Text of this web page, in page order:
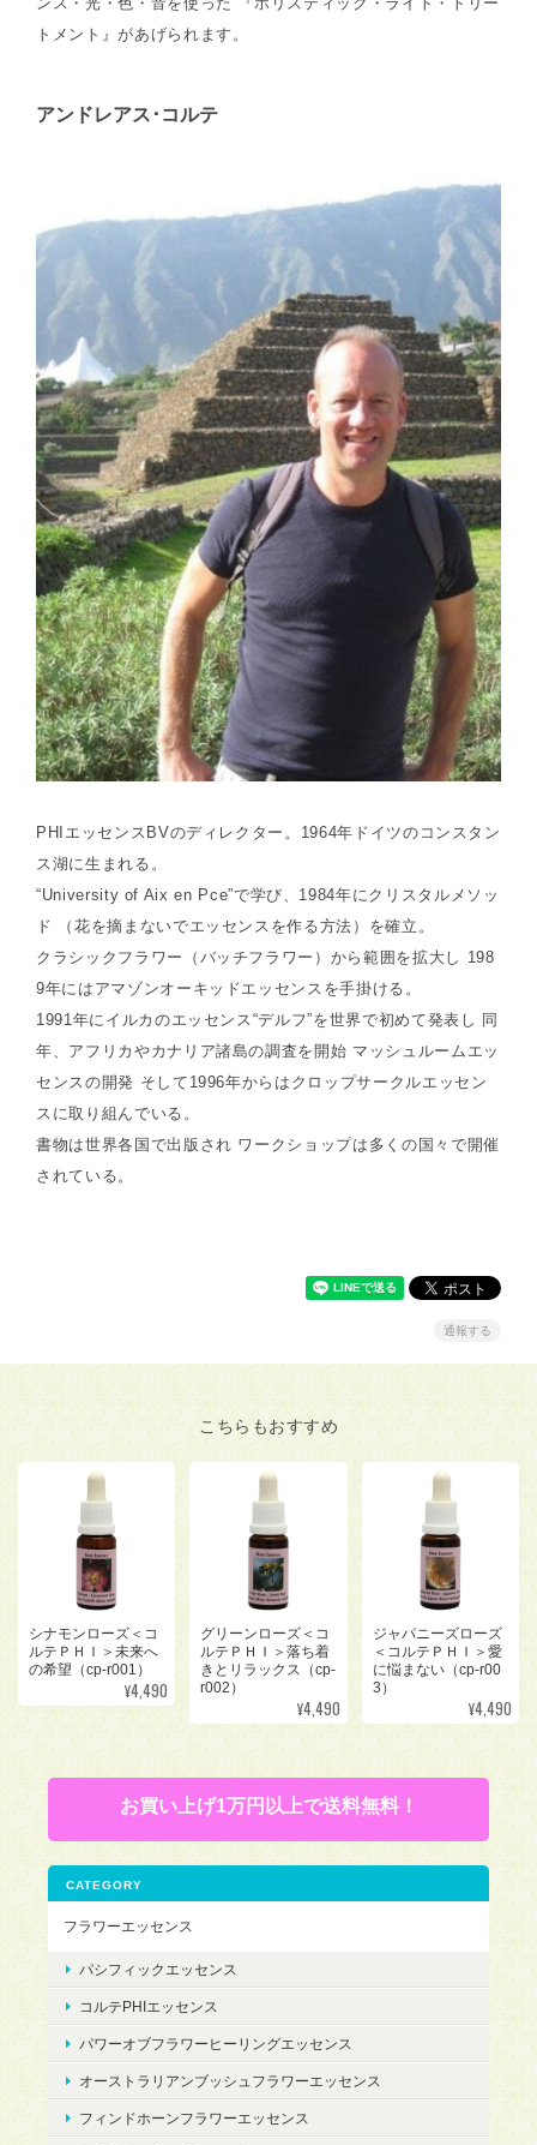
トメント』があげられます。
アンドレアス･コルテ
PHIエッセンスBVのディレクター。1964年ドイツのコンスタン
ス湖に生まれる。
“University of Aix en Pce”で学び、1984年にクリスタルメソッ
ド （花を摘まないでエッセンスを作る方法）を確立。
クラシックフラワー（バッチフラワー）から範囲を拡大し 198
9年にはアマゾンオーキッドエッセンスを手掛ける。
1991年にイルカのエッセンス“デルフ”を世界で初めて発表し 同
年、アフリカやカナリア諸島の調査を開始 マッシュルームエッ
センスの開発 そして1996年からはクロップサークルエッセン
スに取り組んでいる。
書物は世界各国で出版され ワークショップは多くの国々で開催
されている。
通報する
こちらもおすすめ
シナモンローズ＜コ
ルテＰＨＩ＞未来へ
の希望（cp-r001）
¥4,490
グリーンローズ＜コ
ルテＰＨＩ＞落ち着
きとリラックス（cp-
r002）
¥4,490
ジャパニーズローズ
＜コルテＰＨＩ＞愛
に悩まない（cp-r00
3）
¥4,490
お買い上げ1万円以上で送料無料！
CATEGORY
フラワーエッセンス
パシフィックエッセンス
コルテPHIエッセンス
パワーオブフラワーヒーリングエッセンス
オーストラリアンブッシュフラワーエッセンス
フィンドホーンフラワーエッセンス